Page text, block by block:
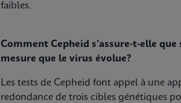
faibles.
Comment Cepheid s’assure-t-elle
mesure que le virus évolue?
Les tests de Cepheid font appel à une
redondance de trois cibles génétiques